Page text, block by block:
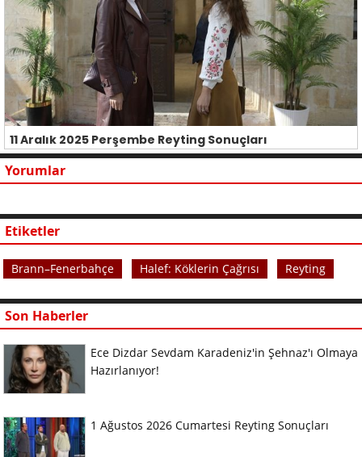
11 Aralık 2025 Perşembe Reyting Sonuçları
Yorumlar
Etiketler
Brann–Fenerbahçe Halef: Köklerin Çağrısı Reyting
Son Haberler
Ece Dizdar Sevdam Karadeniz'in Şehnaz'ı Olmaya
Hazırlanıyor!
1 Ağustos 2026 Cumartesi Reyting Sonuçları